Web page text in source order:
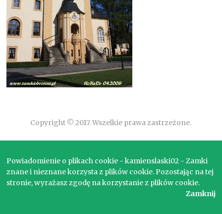
Copyright © 2017. Wszelkie prawa zastrzeżone.
Powiadomienie o plikach cookie - kamienslaski02 - Zamki
znane i nieznane korzysta z plików cookie. Pozostając na tej
stronie, wyrażasz zgodę na korzystanie z plików cookie.
Zamknij